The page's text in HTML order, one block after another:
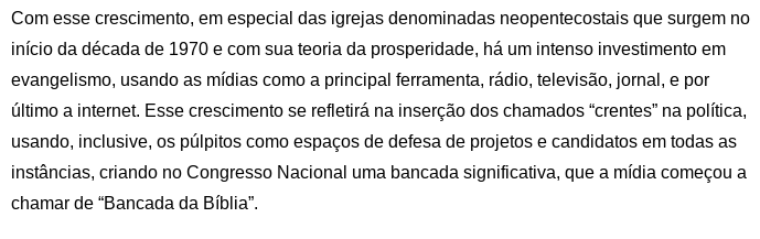
Com esse crescimento, em especial das igrejas denominadas neopentecostais que surgem no
início da década de 1970 e com sua teoria da prosperidade, há um intenso investimento em
evangelismo, usando as mídias como a principal ferramenta, rádio, televisão, jornal, e por
último a internet. Esse crescimento se refletirá na inserção dos chamados “crentes” na política,
usando, inclusive, os púlpitos como espaços de defesa de projetos e candidatos em todas as
instâncias, criando no Congresso Nacional uma bancada significativa, que a mídia começou a
chamar de “Bancada da Bíblia”.